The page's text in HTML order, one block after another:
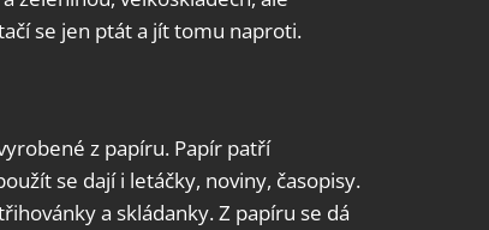
se jen ptát a jít tomu naproti.
z papíru. Papír patří
se dají i letáčky, noviny, časopisy.
a skládanky. Z papíru se dá